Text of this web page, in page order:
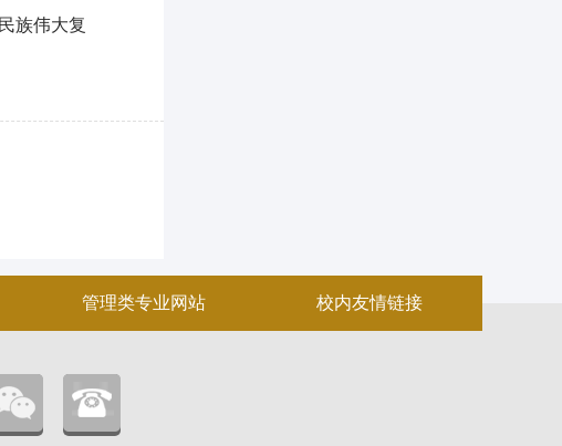
族伟大复
管理类专业网站 校内友情链接